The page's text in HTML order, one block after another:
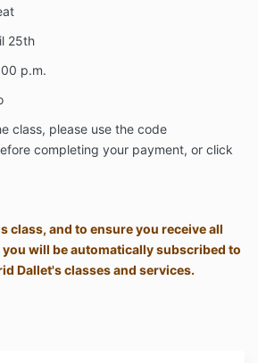
25th
p.m.
class, please use the code
completing your payment, or click
class, and to ensure you receive all
will be automatically subscribed to
Dallet's classes and services.